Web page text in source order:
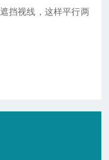
挡视线，这样平行两